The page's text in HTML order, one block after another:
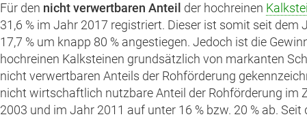
Für den nicht verwertbaren Anteil der hochreinen
31,6 % im Jahr 2017 registriert. Dieser ist somit seit dem
17,7 % um knapp 80 % angestiegen. Jedoch ist die
hochreinen Kalksteinen grundsätzlich von markanten
nicht verwertbaren Anteils der Rohförderung
nicht wirtschaftlich nutzbare Anteil der Rohförderung im
2003 und im Jahr 2011 auf unter 16 % bzw. 20 % ab. Seit